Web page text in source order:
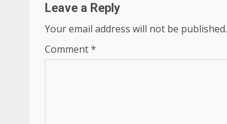
Leave a Reply
Your email address will not be published.
Comment*